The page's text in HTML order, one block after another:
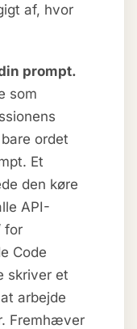
af, hvor
prompt.
som
ordet
Et
den køre
API-
for
Code
skriver et
arbejde
Fremhæver